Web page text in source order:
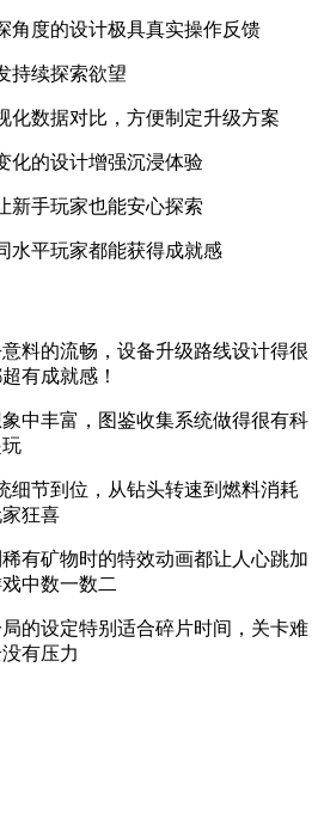
角度的设计极具真实操作反馈
持续探索欲望
化数据对比，方便制定升级方案
化的设计增强沉浸体验
新手玩家也能安心探索
水平玩家都能获得成就感
料的流畅，设备升级路线设计得很
有成就感！
中丰富，图鉴收集系统做得很有科
细节到位，从钻头转速到燃料消耗
狂喜
有矿物时的特效动画都让人心跳加
中数一数二
的设定特别适合碎片时间，关卡难
有压力